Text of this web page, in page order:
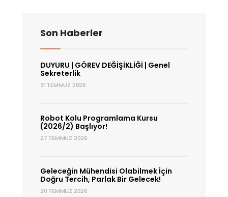
Son Haberler
DUYURU | GÖREV DEĞİŞİKLİĞİ | Genel
Sekreterlik
31 TEMMUZ 2026
Robot Kolu Programlama Kursu
(2026/2) Başlıyor!
27 TEMMUZ 2026
Geleceğin Mühendisi Olabilmek İçin
Doğru Tercih, Parlak Bir Gelecek!
20 TEMMUZ 2026